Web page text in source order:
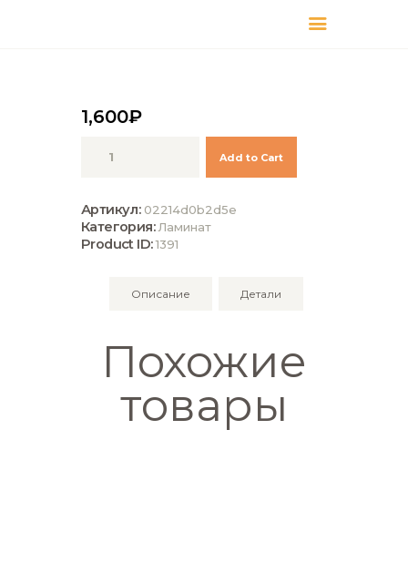
О БРЕНДЕ
ГДЕ КУПИТЬ
1,600₽
Kronotex
Plus
D4164
Дуб
Add to Cart
Артикул: 02214d0b2d5e
Категория: Ламинат
Product ID:1391
Описание Детали
Похожие
товары